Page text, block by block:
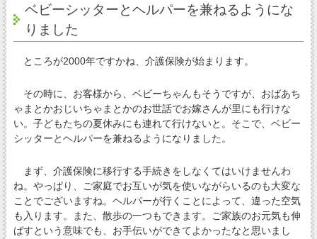
ベビーシッターとヘルパーを兼ねるようにな
りました
ところが2000年ですかね、介護保険が始まります。
その時に、お客様から、ベビーちゃんもそうですが、おばあち
ゃまとかおじいちゃまとかのお世話でお嫁さんが里にも行けな
い。子どもたちの夏休みにも連れて行けないと。そこで、ベビー
シッターとヘルパーを兼ねるようになりました。
まず、介護保険に移行する手続きをしなくてはいけませんわ
ね。やっぱり、ご家庭でお互いが気を使いながらいるのも大変な
ことでございますね。ヘルパーが行くことによって、違った空気
も入ります。また、散歩の一つもできます。ご家族のお元気も伸
ばすという意味でも、お手伝いができてよかったなと思いまし